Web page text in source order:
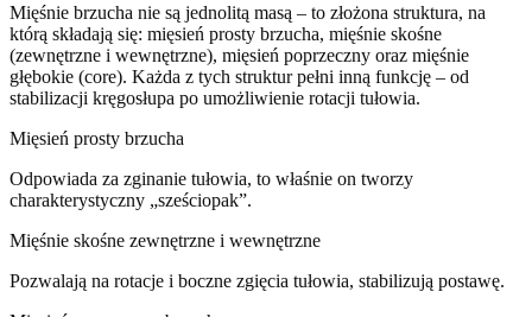
Mięśnie brzucha nie są jednolitą masą – to złożona struktura, na
którą składają się: mięsień prosty brzucha, mięśnie skośne
(zewnętrzne i wewnętrzne), mięsień poprzeczny oraz mięśnie
głębokie (core). Każda z tych struktur pełni inną funkcję – od
stabilizacji kręgosłupa po umożliwienie rotacji tułowia.
Mięsień prosty brzucha
Odpowiada za zginanie tułowia, to właśnie on tworzy
charakterystyczny „sześciopak”.
Mięśnie skośne zewnętrzne i wewnętrzne
Pozwalają na rotacje i boczne zgięcia tułowia, stabilizują postawę.